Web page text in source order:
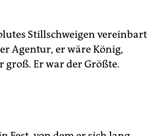
Stillschweigen vereinbart
Agentur, er wäre König,
groß. Er war der Größte.